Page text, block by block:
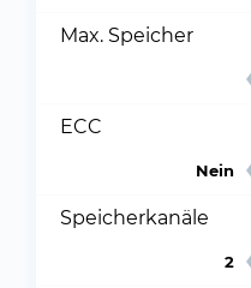
Max. Speicher
ECC
Nein
Speicherkanäle
2